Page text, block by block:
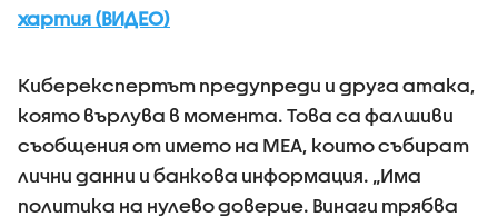
хартия (ВИДЕО)
Киберекспертът предупреди и друга атака,
която върлува в момента. Това са фалшиви
съобщения от името на MEA, които събират
лични данни и банкова информация. „Има
политика на нулево доверие. Винаги трябва